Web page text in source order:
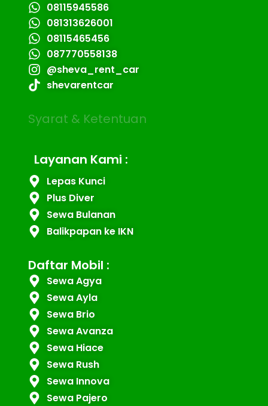
08115945586
081313626001
08115465456
087770558138
@sheva_rent_car
shevarentcar
Syarat & Ketentuan
Layanan Kami :
Lepas Kunci
Plus Diver
Sewa Bulanan
Balikpapan ke IKN
Daftar Mobil :
Sewa Agya
Sewa Ayla
Sewa Brio
Sewa Avanza
Sewa Hiace
Sewa Rush
Sewa Innova
Sewa Pajero